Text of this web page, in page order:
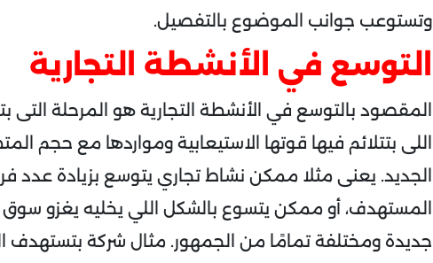
وتستوعب جوانب الموضوع بالتفصيل.
التوسع في الأنشطة التجارية
المقصود بالتوسع في الأنشطة التجارية هو المرحلة
اللى بتتلائم فيها قوتها الاستيعابية ومواردها مع حجم
الجديد. يعنى مثلا ممكن نشاط تجاري يتوسع بزيادة عدد
المستهدف، أو ممكن يتسوع بالشكل اللي يخليه يغزو
جديدة ومختلفة تمامًا من الجمهور. مثال شركة بتستهدف